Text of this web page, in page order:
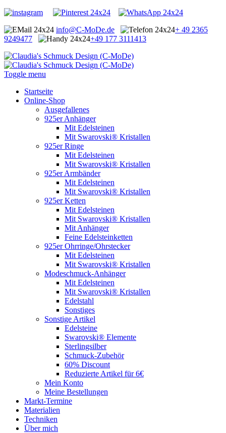
info@C-MoDe.de
+ 49 2365
9249477
+49 177 3111413
Toggle menu
Startseite
Online-Shop
Ausgefallenes
925er Anhänger
Mit Edelsteinen
Mit Swarovski® Kristallen
925er Ringe
Mit Edelsteinen
Mit Swarovski® Kristallen
925er Armbänder
Mit Edelsteinen
Mit Swarovski® Kristallen
925er Ketten
Mit Edelsteinen
Mit Swarovski® Kristallen
Mit Anhänger
Feine Edelsteinketten
925er Ohrringe/Ohrstecker
Mit Edelsteinen
Mit Swarovski® Kristallen
Modeschmuck-Anhänger
Mit Edelsteinen
Mit Swarovski® Kristallen
Edelstahl
Sonstiges
Sonstige Artikel
Edelsteine
Swarovski® Elemente
Sterlingsilber
Schmuck-Zubehör
60% Discount
Reduzierte Artikel für 6€
Mein Konto
Meine Bestellungen
Markt-Termine
Materialien
Techniken
Über mich